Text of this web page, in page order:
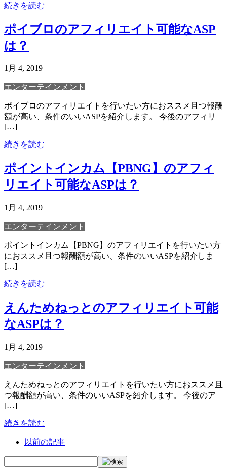
続きを読む
ポイブロのアフィリエイト可能なASP
は？
1月 4, 2019
エンターテインメント
ポイブロのアフィリエイトを行いたい方におススメ且つ報酬
額が高い、条件のいいASPを紹介します。 今後のアフィリ
[…]
続きを読む
ポイントインカム【PBNG】のアフィ
リエイト可能なASPは？
1月 4, 2019
エンターテインメント
ポイントインカム【PBNG】のアフィリエイトを行いたい方
におススメ且つ報酬額が高い、条件のいいASPを紹介しま
[…]
続きを読む
えんためねっとのアフィリエイト可能
なASPは？
1月 4, 2019
エンターテインメント
えんためねっとのアフィリエイトを行いたい方におススメ且
つ報酬額が高い、条件のいいASPを紹介します。 今後のア
[…]
続きを読む
以前の記事